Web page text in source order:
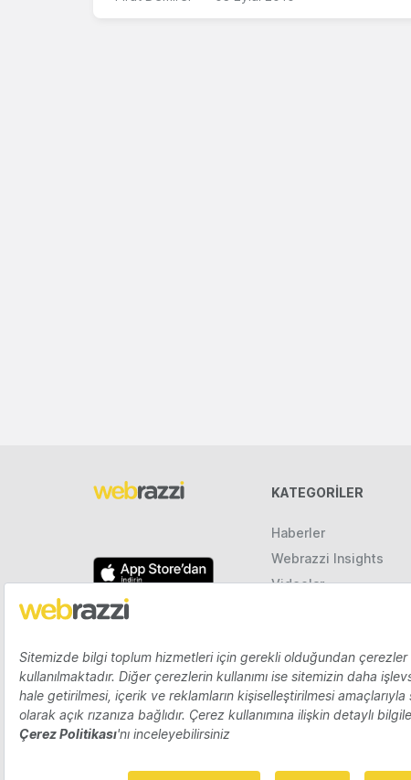
KATEGORILER
Haberler
Webrazzi Insights
Videolar